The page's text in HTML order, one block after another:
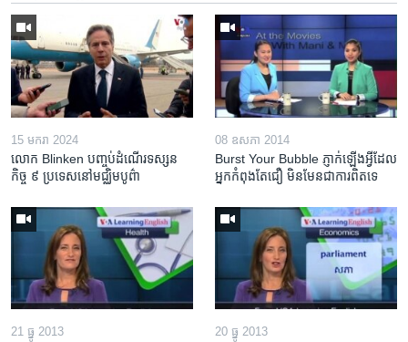
15 មករា 2024
លោក Blinken បញ្ចប់ដំណើរទស្សន
កិច្ច ៩ ប្រទេសនៅមជ្ឈិមបូព៌ា
08 ឧសភា 2014
Burst Your Bubble ភ្ញាក់ឡើង​អ្វី​ដែល​
អ្នកកំពុង​តែ​ជឿ មិនមែន​ជា​ការពិត​ទេ
21 ធ្នូ 2013 20 ធ្នូ 2013